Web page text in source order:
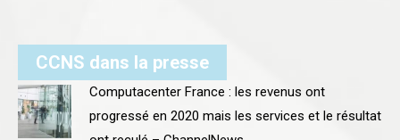
CCNS dans la presse
Computacenter France : les revenus ont
progressé en 2020 mais les services et le résultat